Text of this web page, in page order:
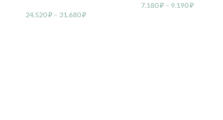
24.520₽ – 31.680₽
7.180₽ – 9.190₽